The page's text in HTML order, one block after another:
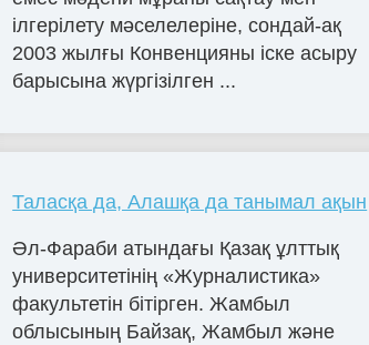
ілгерілету мәселелеріне, сондай-ақ
2003 жылғы Конвенцияны іске асыру
барысына жүргізілген ...
Таласқа да, Алашқа да танымал ақын
Әл-Фараби атындағы Қазақ ұлттық
университетінің «Журналистика»
факультетін бітірген. Жамбыл
облысының Байзақ, Жамбыл және